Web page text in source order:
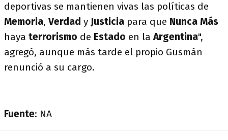
deportivas se mantienen vivas las políticas de
Memoria,Verdad y Justicia para que Nunca Más
haya terrorismo de Estado en laArgentina",
agregó, aunque más tarde el propio Gusmán
renunció a su cargo.
Fuente: NA